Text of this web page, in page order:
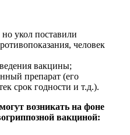
укол поставили
человек
вакцины;
препарат (его
срок годности и т.д.).
возникать на фоне
вакциной: